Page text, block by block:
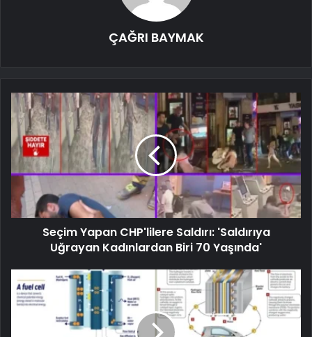
ÇAĞRI BAYMAK
Seçim Yapan CHP'lilere Saldırı: 'Saldırıya
Uğrayan Kadınlardan Biri 70 Yaşında'